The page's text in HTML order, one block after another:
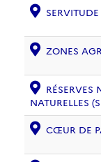
ZONES
RÉSERVES
NATURELLES
CŒUR DE